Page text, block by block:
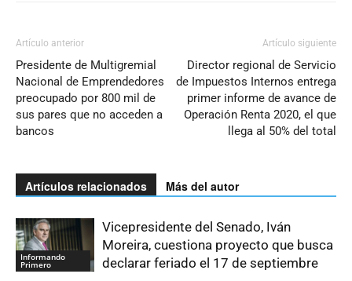
Artículo anterior
Presidente de Multigremial
Nacional de Emprendedores
preocupado por 800 mil de
sus pares que no acceden a
bancos
Artículo siguiente
Director regional de Servicio
de Impuestos Internos entrega
primer informe de avance de
Operación Renta 2020, el que
llega al 50% del total
Artículos relacionados Más del autor
Informando
Primero
Vicepresidente del Senado, Iván
Moreira, cuestiona proyecto que busca
declarar feriado el 17 de septiembre